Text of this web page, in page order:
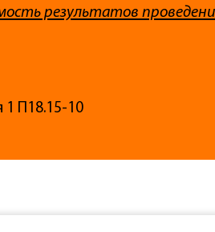
результатов
1 П18.15-10